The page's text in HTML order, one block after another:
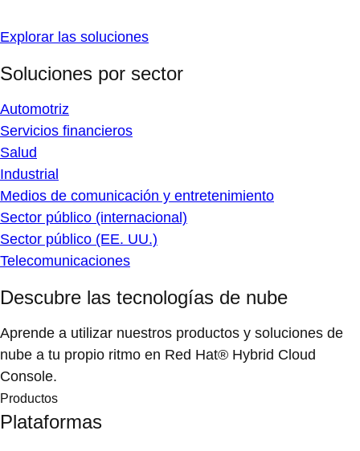
Explorar las soluciones
Soluciones por sector
Automotriz
Servicios financieros
Salud
Industrial
Medios de comunicación y entretenimiento
Sector público (internacional)
Sector público (EE. UU.)
Telecomunicaciones
Descubre las tecnologías de nube
Aprende a utilizar nuestros productos y soluciones de
nube a tu propio ritmo en Red Hat® Hybrid Cloud
Console.
Productos
Plataformas